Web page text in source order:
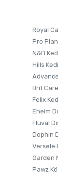
Royal
Pro Plan
N&D
Hills
Brit
Felix
Eheim
Fluval
Dophin
Versele
Garden
Pawz